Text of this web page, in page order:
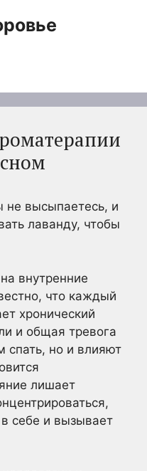
не высыпаетесь, и
лаванду, чтобы
внутренние
что каждый
хронический
и общая тревога
но и влияют
лишает
себе и вызывает